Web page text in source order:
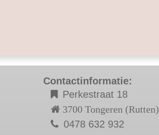
Contactinformatie:
Perkestraat 18
3700 Tongeren (Rutten)
0478 632 932